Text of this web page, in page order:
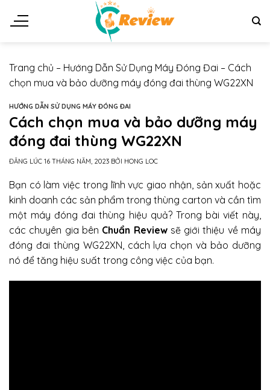
đến
Trang chủ – Hướng Dẫn Sử Dụng Máy Đóng Đai – Cách
chọn mua và bảo dưỡng máy đóng đai thùng WG22XN
HƯỚNG DẪN SỬ DỤNG MÁY ĐÓNG ĐAI
Cách chọn mua và bảo dưỡng máy
đóng đai thùng WG22XN
ĐĂNG LÚC 16 THÁNG NĂM, 2023 BỞI HONG LOC
Bạn có làm việc trong lĩnh vực giao nhận, sản xuất hoặc
kinh doanh các sản phẩm trong thùng carton và cần tìm
một máy đóng đai thùng hiệu quả? Trong bài viết này,
các chuyên gia bên Chuẩn Reviewsẽ giới thiệu về máy
đóng đai thùng WG22XN, cách lựa chọn và bảo dưỡng
nó để tăng hiệu suất trong công việc của bạn.